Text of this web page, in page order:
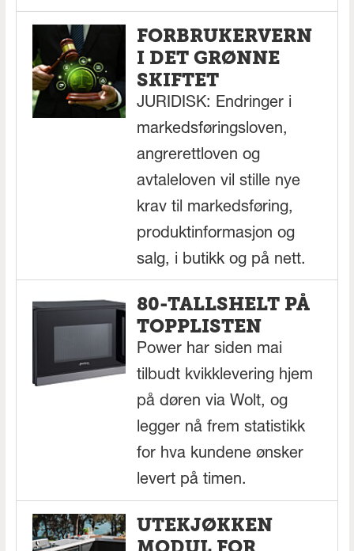
FORBRUKERVERN
I DET GRØNNE
SKIFTET
JURIDISK: Endringer i
markedsføringsloven,
angrerettloven og
avtaleloven vil stille nye
krav til markedsføring,
produktinformasjon og
salg, i butikk og på nett.
80-TALLSHELT PÅ
TOPPLISTEN
Power har siden mai
tilbudt kvikklevering hjem
på døren via Wolt, og
legger nå frem statistikk
for hva kundene ønsker
levert på timen.
UTEKJØKKEN